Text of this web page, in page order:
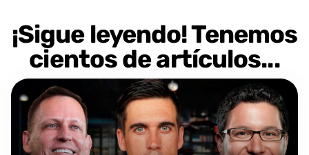
¡Sigue leyendo! Tenemos
cientos de artículos...